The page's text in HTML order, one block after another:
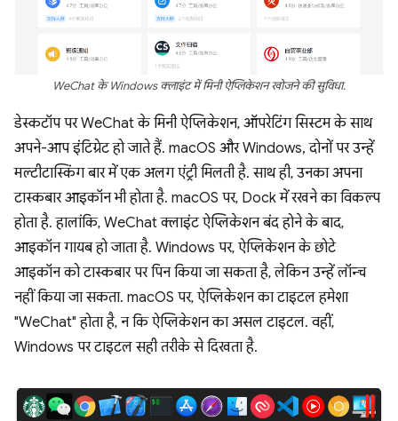
WeChat के Windows क्लाइंट में मिनी ऐप्लिकेशन खोजने की सुविधा.
डेस्कटॉप पर WeChat के मिनी ऐप्लिकेशन, ऑपरेटिंग सिस्टम के साथ
अपने-आप इंटिग्रेट हो जाते हैं. macOS और Windows, दोनों पर उन्हें
मल्टीटास्किंग बार में एक अलग एंट्री मिलती है. साथ ही, उनका अपना
टास्कबार आइकॉन भी होता है. macOS पर, Dock में रखने का विकल्प
होता है. हालांकि, WeChat क्लाइंट ऐप्लिकेशन बंद होने के बाद,
आइकॉन गायब हो जाता है. Windows पर, ऐप्लिकेशन के छोटे
आइकॉन को टास्कबार पर पिन किया जा सकता है, लेकिन उन्हें लॉन्च
नहीं किया जा सकता. macOS पर, ऐप्लिकेशन का टाइटल हमेशा
"WeChat" होता है, न कि ऐप्लिकेशन का असल टाइटल. वहीं,
Windows पर टाइटल सही तरीके से दिखता है.